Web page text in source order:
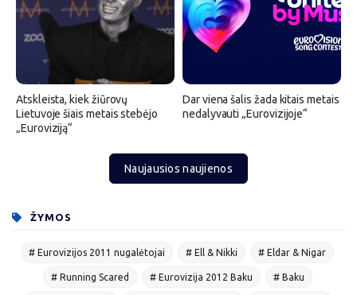
Atskleista, kiek žiūrovų
Lietuvoje šiais metais stebėjo
„Euroviziją“
Dar viena šalis žada kitais metais
nedalyvauti „Eurovizijoje“
Naujausios naujienos
ŽYMOS
# Eurovizijos 2011 nugalėtojai # Ell & Nikki # Eldar & Nigar
# Running Scared # Eurovizija 2012 Baku # Baku